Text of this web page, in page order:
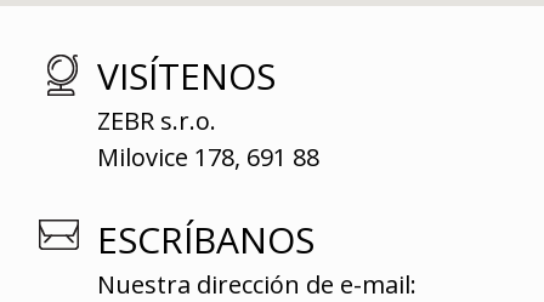
VISÍTENOS
ZEBR s.r.o.
Milovice 178, 691 88
ESCRÍBANOS
Nuestra dirección de e-mail: